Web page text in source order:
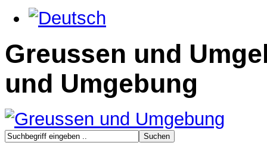
Greussen und
und Umgebung